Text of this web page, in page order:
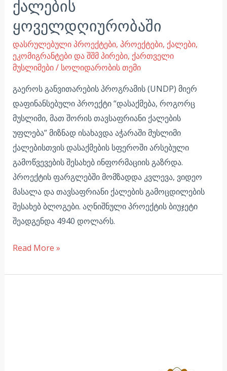
ქალების
ყოველდღიურობაში
დასრულებული პროექტები, პროექტები, ქალები,
ეკომიგრანტები და შშმ პირები, ქართველი
მუსლიმები/ სოლიდარობის თემი
გაეროს განვითარების პროგრამის (UNDP) მიერ
დაფინანსებული პროექტი “დასაქმება, როგორც
მუსლიმი, მათ შორის თავსაფრიანი ქალების
უფლება” მიზნად ისახავდა აჭარაში მუსლიმი
ქალებისთვის დასაქმების სფეროში არსებული
გამოწვევების შესახებ ინფორმაციის გაზრდა.
პროექტის ფარგლებში მომზადდა კვლევა, ვიდეო
მასალა და თავსაფრიანი ქალების გამოცდილების
შესახებ ბლოგები. აღნიშნული პროექტის ბიუჯეტი
შეადგენდა 4940 დოლარს.
Read More »